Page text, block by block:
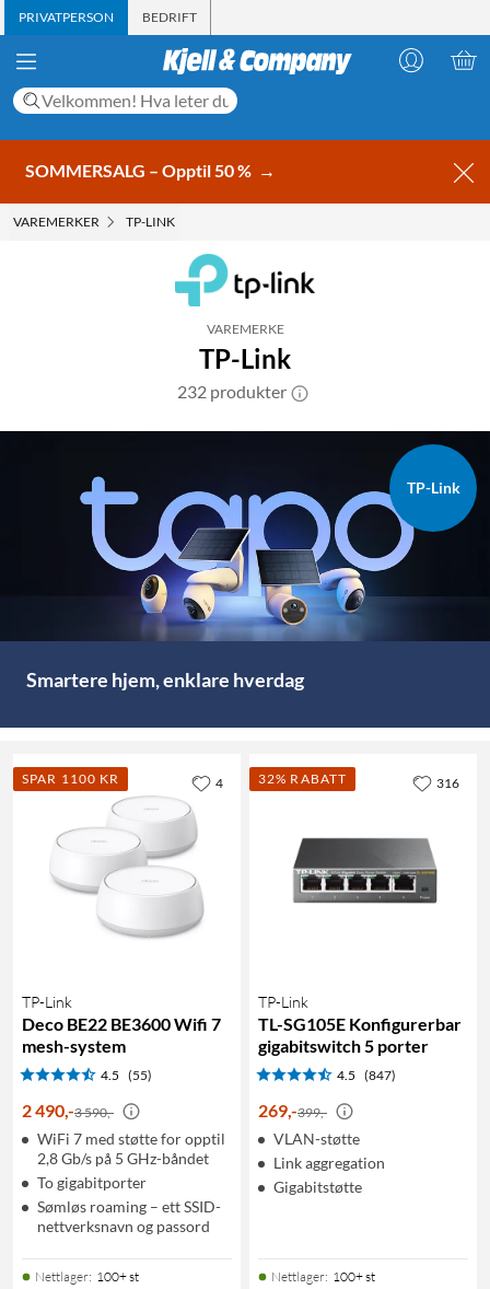
PRIVATPERSON BEDRIFT
SOMMERSALG – Opptil 50 % →
VAREMERKER TP-LINK
VAREMERKE
TP-Link
232 produkter
Smartere hjem, enklare hverdag
TP-Link
SPAR 1100 KR
TP-Link
Deco BE22 BE3600 Wifi 7
mesh-system
4.5 (55)
2 490,-3 590,-
WiFi 7 med støtte for opptil
2,8 Gb/s på 5 GHz-båndet
To gigabitporter
Sømløs roaming – ett SSID-
nettverksnavn og passord
Nettlager: 100+ st
4 32% RABATT
TP-Link
TL-SG105E Konfigurerbar
gigabitswitch 5 porter
4.5 (847)
269,-399,-
VLAN-støtte
Link aggregation
Gigabitstøtte
Nettlager: 100+ st
316